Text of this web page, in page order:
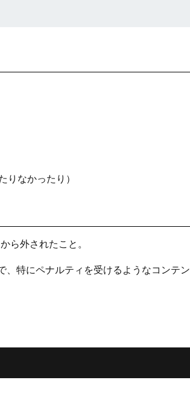
なかったり）
ら外されたこと。
、特にペナルティを受けるようなコンテン